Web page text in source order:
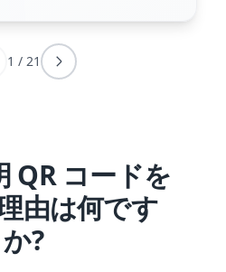
1 / 21
QR コードを
由は何です
か?